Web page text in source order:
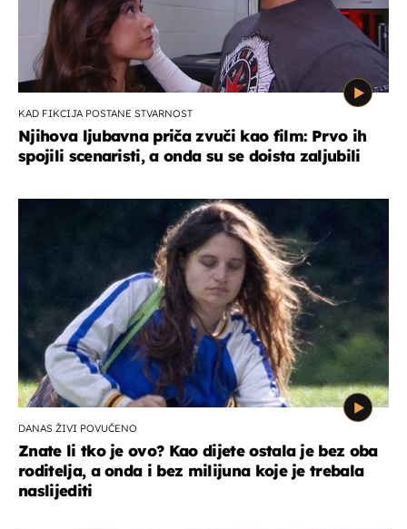
KAD FIKCIJA POSTANE STVARNOST
Njihova ljubavna priča zvuči kao film: Prvo ih
spojili scenaristi, a onda su se doista zaljubili
DANAS ŽIVI POVUČENO
Znate li tko je ovo? Kao dijete ostala je bez oba
roditelja, a onda i bez milijuna koje je trebala
naslijediti